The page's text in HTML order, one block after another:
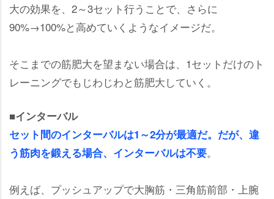
大の効果を、2～3セット行うことで、さらに
90%→100%と高めていくようなイメージだ。
そこまでの筋肥大を望まない場合は、1セットだけのト
レーニングでもじわじわと筋肥大していく。
■インターバル
セット間のインターバルは1～2分が最適だ。だが、違
う筋肉を鍛える場合、インターバルは不要。
例えば、プッシュアップで大胸筋・三角筋前部・上腕